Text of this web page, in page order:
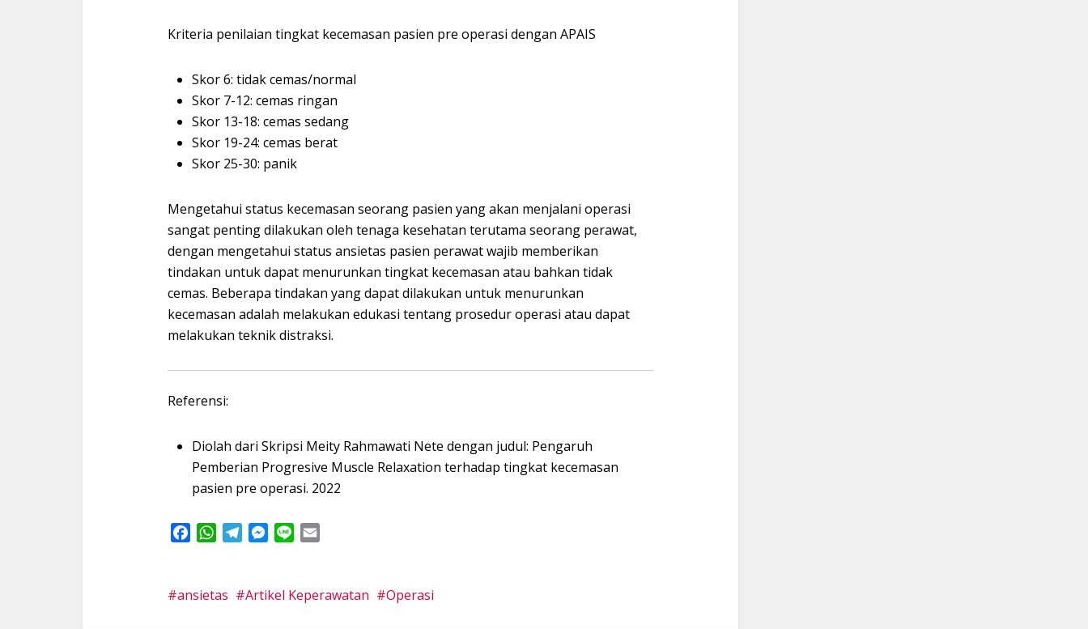
Kriteria penilaian tingkat kecemasan pasien pre operasi dengan APAIS
Skor 6: tidak cemas/normal
Skor 7-12: cemas ringan
Skor 13-18: cemas sedang
Skor 19-24: cemas berat
Skor 25-30: panik
Mengetahui status kecemasan seorang pasien yang akan menjalani operasi
sangat penting dilakukan oleh tenaga kesehatan terutama seorang perawat,
dengan mengetahui status ansietas pasien perawat wajib memberikan
tindakan untuk dapat menurunkan tingkat kecemasan atau bahkan tidak
cemas. Beberapa tindakan yang dapat dilakukan untuk menurunkan
kecemasan adalah melakukan edukasi tentang prosedur operasi atau dapat
melakukan teknik distraksi.
Referensi:
Diolah dari Skripsi Meity Rahmawati Nete dengan judul: Pengaruh
Pemberian Progresive Muscle Relaxation terhadap tingkat kecemasan
pasien pre operasi. 2022
FacebookWhatsApp
TelegramMessenger
Line
ansietas Artikel Keperawatan Operasi